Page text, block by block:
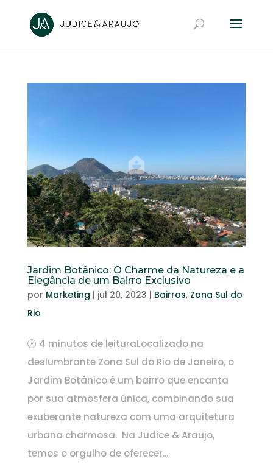
Jardim Botânico: O Charme da Natureza e a
Elegância de um Bairro Exclusivo
por Marketing | jul 20, 2023 | Bairros, Zona Sul do
Rio
🕑 4 minutos de leituraLocalizado na
deslumbrante Zona Sul do Rio de Janeiro, o
Jardim Botânico é um bairro que encanta
por sua atmosfera única, combinando sua
exuberante natureza com uma arquitetura
urbana charmosa. Na Judice & Araujo,
temos o orgulho de oferecer...